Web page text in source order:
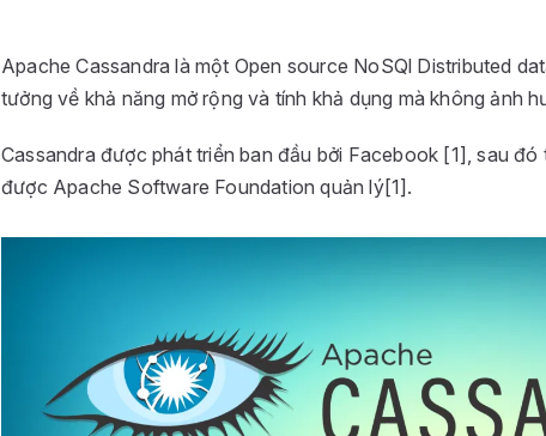
Apache Cassandra là một Open source NoSQl Distributed
tưởng về khả năng mở rộng và tính khả dụng mà không ảnh
Cassandra được phát triển ban đầu bởi Facebook [1], sau đó
được Apache Software Foundation quản lý[1].